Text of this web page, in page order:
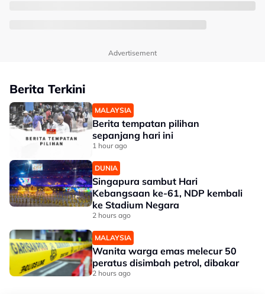
Advertisement
Berita Terkini
MALAYSIA
Berita tempatan pilihan
sepanjang hari ini
1 hour ago
DUNIA
Singapura sambut Hari
Kebangsaan ke-61, NDP kembali
ke Stadium Negara
2 hours ago
MALAYSIA
Wanita warga emas melecur 50
peratus disimbah petrol, dibakar
2 hours ago